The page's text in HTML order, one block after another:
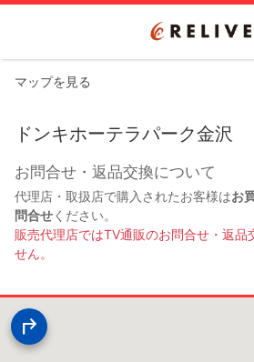
マップを見る
ドンキホーテラパーク金沢
お問合せ・返品交換について
代理店・取扱店で購入されたお客様はお
問合せください。
販売代理店ではTV通販のお問合せ・返品
せん。